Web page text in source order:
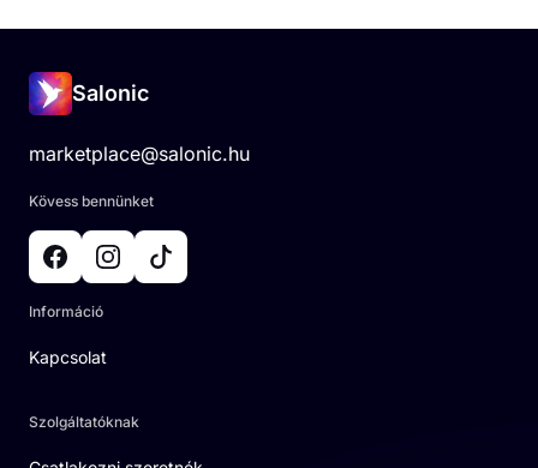
Salonic
marketplace@salonic.hu
Kövess bennünket
Információ
Kapcsolat
Szolgáltatóknak